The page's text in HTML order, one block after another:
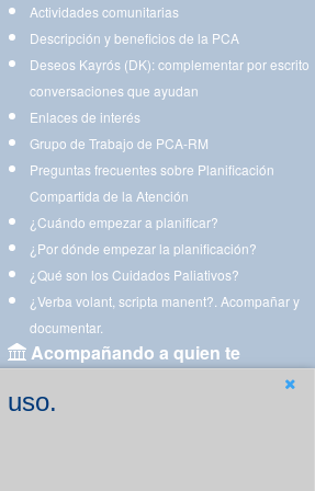
Actividades comunitarias
Descripción y beneficios de la PCA
Deseos Kayrós (DK): complementar por escrito
conversaciones que ayudan
Enlaces de interés
Grupo de Trabajo de PCA-RM
Preguntas frecuentes sobre Planificación
Compartida de la Atención
¿Cuándo empezar a planificar?
¿Por dónde empezar la planificación?
¿Qué son los Cuidados Paliativos?
¿Verba volant, scripta manent?. Acompañar y
documentar.
Acompañando a quien te
Aplicaciones para descargar